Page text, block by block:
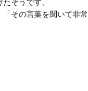
そうです。
その言葉を聞いて非